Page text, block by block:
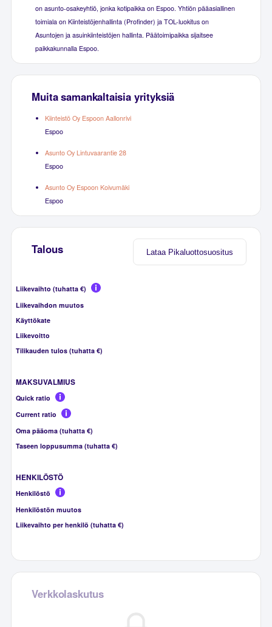
on asunto-osakeyhtiö, jonka kotipaikka on Espoo. Yhtiön pääasiallinen
toimiala on Kiinteistöjenhallinta (Profinder) ja TOL-luokitus on
Asuntojen ja asuinkiinteistöjen hallinta. Päätoimipaikka sijaitsee
paikkakunnalla Espoo.
Muita samankaltaisia yrityksiä
Kiinteistö Oy Espoon Aallonrivi
Espoo
Asunto Oy Lintuvaarantie 28
Espoo
Asunto Oy Espoon Koivumäki
Espoo
Lataa Pikaluottosuositus
Talous
Liikevaihto (tuhatta €)
Liikevaihdon muutos
Käyttökate
Liikevoitto
Tilikauden tulos (tuhatta €)
MAKSUVALMIUS
Quick ratio
Current ratio
Oma pääoma (tuhatta €)
Taseen loppusumma (tuhatta €)
HENKILÖSTÖ
Henkilöstö
Henkilöstön muutos
Liikevaihto per henkilö (tuhatta €)
Verkkolaskutus